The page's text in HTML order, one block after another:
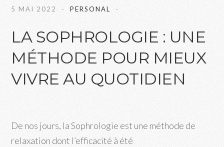
5 MAI 2022 PERSONAL
LA SOPHROLOGIE : UNE
MÉTHODE POUR MIEUX
VIVRE AU QUOTIDIEN
De nos jours, la Sophrologie est une méthode de
relaxation dont l’efficacité à été